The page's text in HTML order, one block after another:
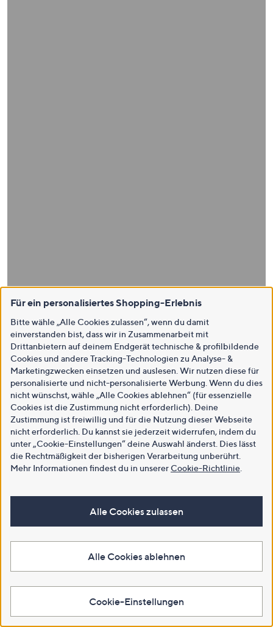
Für ein personalisiertes Shopping-Erlebnis
Bitte wähle „Alle Cookies zulassen“, wenn du damit
einverstanden bist, dass wir in Zusammenarbeit mit
Drittanbietern auf deinem Endgerät technische & profilbildende
Cookies und andere Tracking-Technologien zu Analyse- &
Marketingzwecken einsetzen und auslesen. Wir nutzen diese für
personalisierte und nicht-personalisierte Werbung. Wenn du dies
nicht wünschst, wähle „Alle Cookies ablehnen“ (für essenzielle
Cookies ist die Zustimmung nicht erforderlich). Deine
Zustimmung ist freiwillig und für die Nutzung dieser Webseite
nicht erforderlich. Du kannst sie jederzeit widerrufen, indem du
unter „Cookie-Einstellungen“ deine Auswahl änderst. Dies lässt
die Rechtmäßigkeit der bisherigen Verarbeitung unberührt.
Mehr Informationen findest du in unsererCookie-Richtlinie
Alle Cookies zulassen
Alle Cookies ablehnen
Cookie-Einstellungen